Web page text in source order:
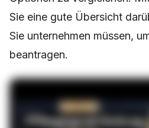
Sie eine gute Übersicht
Sie unternehmen müssen,
beantragen.